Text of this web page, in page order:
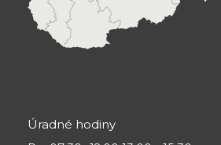
Úradné hodiny